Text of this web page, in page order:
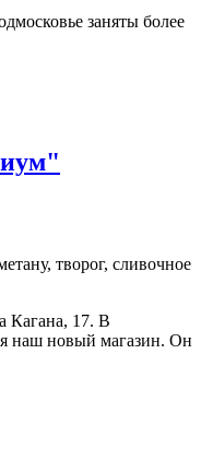
заняты более
творог, сливочное
Кагана, 17. В
наш новый магазин. Он